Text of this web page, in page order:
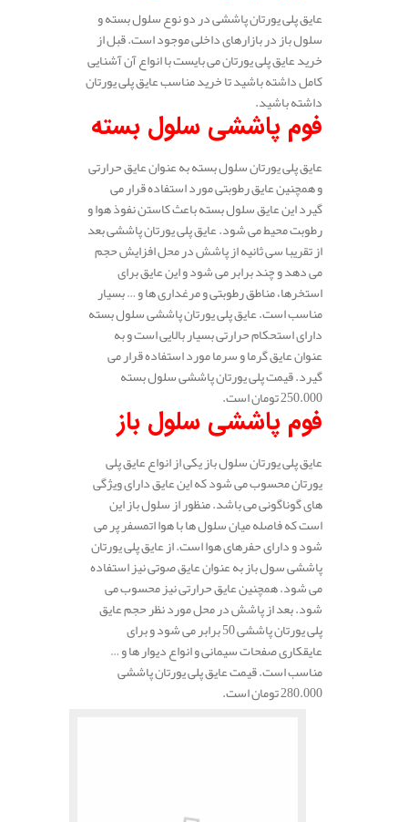
عایق پلی یورتان پاششی در دو نوع سلول بسته و
سلول باز در بازارهای داخلی موجود است. قبل از
خرید عایق پلی یورتان می بایست با انواع آن آشنایی
کامل داشته باشید تا خرید مناسب عایق پلی یورتان
داشته باشید.
فوم پاششی سلول بسته
عایق پلی یورتان سلول بسته به عنوان عایق حرارتی
و همچنین عایق رطوبتی مورد استفاده قرار می
گیرد این عایق سلول بسته باعث کاستن نفوذ هوا و
رطوبت محیط می شود. عایق پلی یورتان پاششی بعد
از تقریبا سی ثانیه از پاشش در محل افزایش حجم
می دهد و چند برابر می شود و این عایق برای
استخرها، مناطق رطوبتی و مرغداری ها و … بسیار
مناسب است. عایق پلی یورتان پاششی سلول بسته
دارای استحکام حرارتی بسیار بالایی است و به
عنوان عایق گرما و سرما مورد استفاده قرار می
گیرد. قیمت پلی یورتان پاششی سلول بسته
250.000 تومان است.
فوم پاششی سلول باز
عایق پلی یورتان سلول باز یکی از انواع عایق پلی
یورتان محسوب می شود که این عایق دارای ویژگی
های گوناگونی می باشد. منظور از سلول باز این
است که فاصله میان سلول ها با هوا اتمسفر پر می
شود و دارای حفرهای هوا است. از عایق پلی یورتان
پاششی سول باز به عنوان عایق صوتی نیز استفاده
می شود. همچنین عایق حرارتی نیز محسوب می
شود. بعد از پاشش در محل مورد نظر حجم عایق
پلی یورتان پاششی 50 برابر می شود و برای
عایقکاری صفحات سیمانی و انواع دیوار ها و …
مناسب است. قیمت عایق پلی یورتان پاششی
280.000 تومان است.